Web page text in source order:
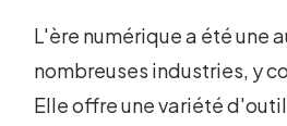
L'ère numérique a été une
nombreuses industries, y
Elle offre une variété